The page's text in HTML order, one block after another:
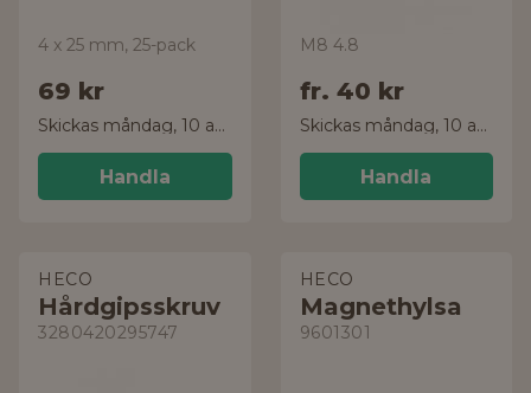
4 x 25 mm, 25-pack
69 kr
Skickas måndag, 10 aug.
Handla
M8 4.8
fr. 40 kr
Skickas måndag, 10 aug.
Handla
HECO
Hårdgipsskruv
3280420295747
HECO
Magnethylsa
9601301